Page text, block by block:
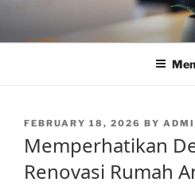
content
POSTED
FEBRUARY 18, 2026 BY
Memperhatikan
Renovasi Rumah